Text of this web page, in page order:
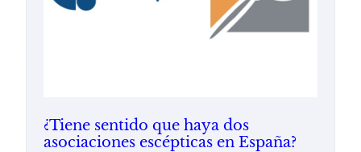
¿Tiene sentido que haya dos
asociaciones escépticas en España?